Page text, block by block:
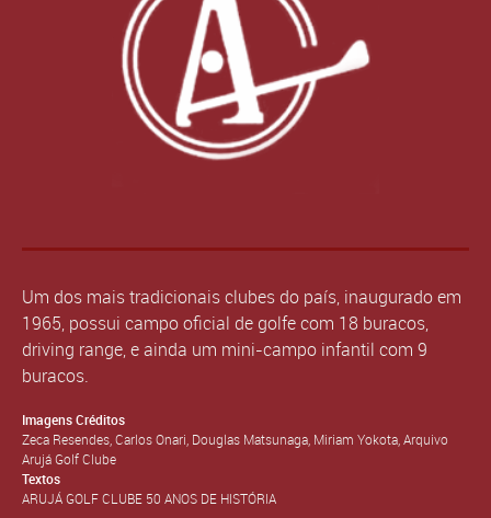
Um dos mais tradicionais clubes do país, inaugurado em
1965, possui campo oficial de golfe com 18 buracos,
driving range, e ainda um mini-campo infantil com 9
buracos.
Imagens Créditos
Zeca Resendes, Carlos Onari, Douglas Matsunaga, Miriam Yokota, Arquivo
Arujá Golf Clube
Textos
ARUJÁ GOLF CLUBE 50 ANOS DE HISTÓRIA